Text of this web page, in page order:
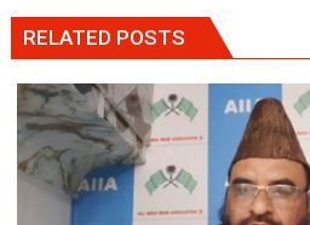
RELATED POSTS